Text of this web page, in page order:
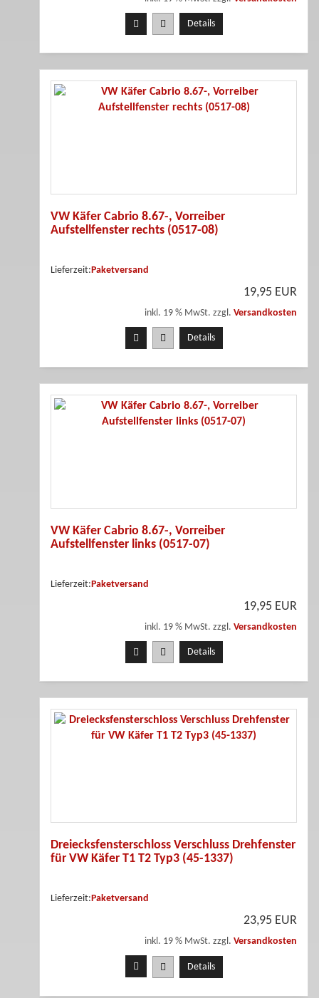
Details
VW Käfer Cabrio 8.67-, Vorreiber
Aufstellfenster rechts (0517-08)
Lieferzeit: Paketversand
19,95 EUR
inkl. 19 % MwSt. zzgl. Versandkosten
Details
VW Käfer Cabrio 8.67-, Vorreiber
Aufstellfenster links (0517-07)
Lieferzeit: Paketversand
19,95 EUR
inkl. 19 % MwSt. zzgl. Versandkosten
Details
Dreiecksfensterschloss Verschluss Drehfenster
für VW Käfer T1 T2 Typ3 (45-1337)
Lieferzeit: Paketversand
23,95 EUR
inkl. 19 % MwSt. zzgl. Versandkosten
Details